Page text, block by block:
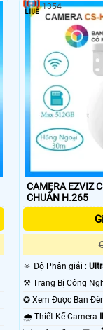
CAMERA EZVIZ
CHUẨN H.265
🔆 Độ Phân giải :
🌧️ Thiết Kế Camera
1354